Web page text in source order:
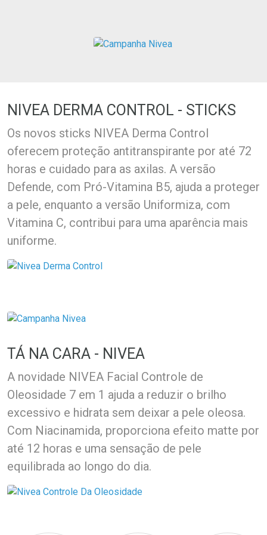
Comprar sem Desconto
Comprar sem Desconto
Comprar sem Desconto
Comprar sem Desconto
NIVEA DERMA CONTROL - STICKS
Os novos sticks NIVEA Derma Control
oferecem proteção antitranspirante por até 72
horas e cuidado para as axilas. A versão
Defende, com Pró-Vitamina B5, ajuda a proteger
a pele, enquanto a versão Uniformiza, com
Vitamina C, contribui para uma aparência mais
uniforme.
TÁ NA CARA - NIVEA
A novidade NIVEA Facial Controle de
Oleosidade 7 em 1 ajuda a reduzir o brilho
excessivo e hidrata sem deixar a pele oleosa.
Com Niacinamida, proporciona efeito matte por
até 12 horas e uma sensação de pele
equilibrada ao longo do dia.